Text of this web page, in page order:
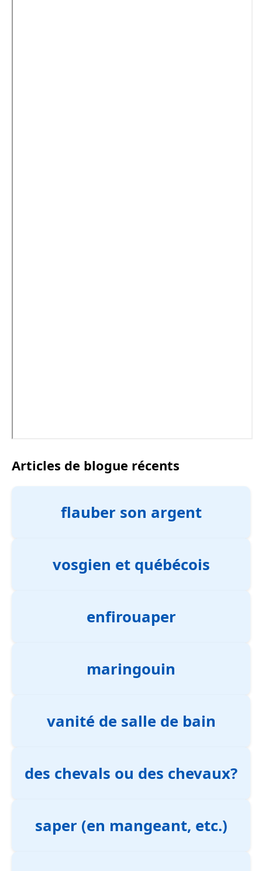
Articles de blogue récents
flauber son argent
vosgien et québécois
enfirouaper
maringouin
vanité de salle de bain
des chevals ou des chevaux?
saper (en mangeant, etc.)